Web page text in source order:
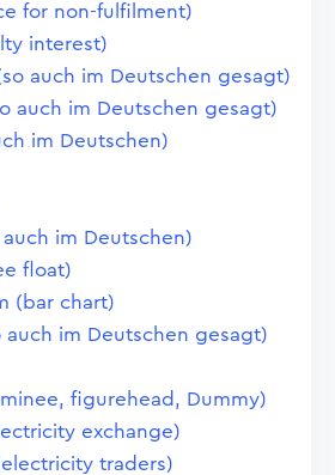
for non-fulfilment)
interest)
auch im Deutschen gesagt)
auch im Deutschen gesagt)
im Deutschen)
auch im Deutschen)
float)
(bar chart)
auch im Deutschen gesagt)
figurehead, Dummy)
exchange)
traders)